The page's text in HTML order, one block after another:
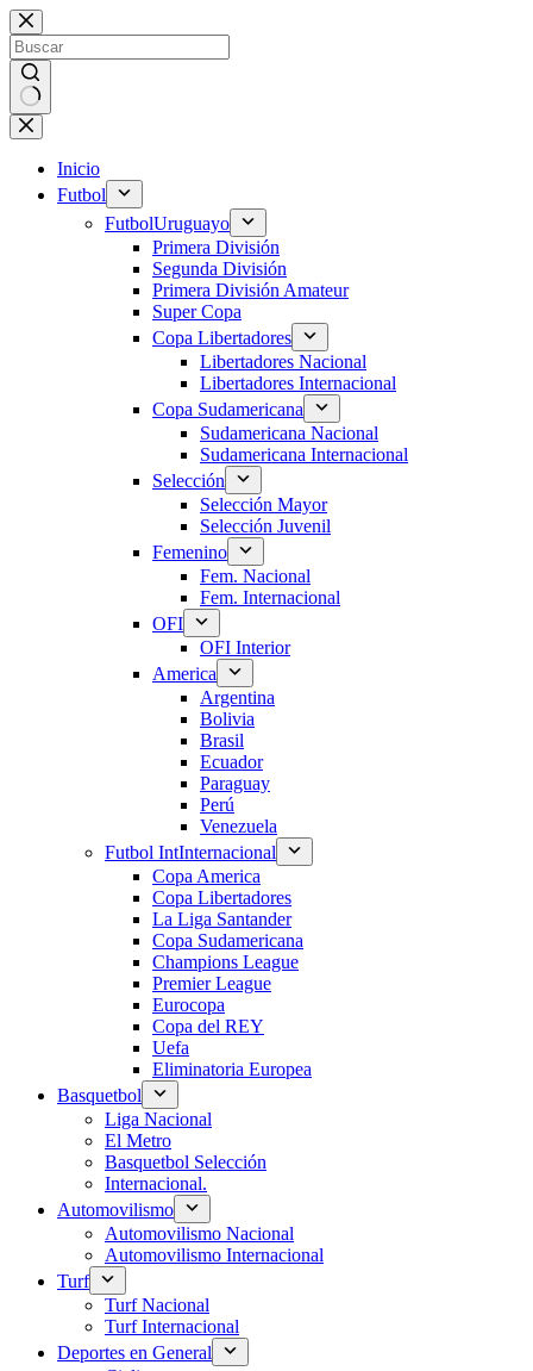
Saltar
al
contenido
Sin
resultados
Inicio
Futbol
FutbolUruguayo
Primera División
Segunda División
Primera División Amateur
Super Copa
Copa Libertadores
Libertadores Nacional
Libertadores Internacional
Copa Sudamericana
Sudamericana Nacional
Sudamericana Internacional
Selección
Selección Mayor
Selección Juvenil
Femenino
Fem. Nacional
Fem. Internacional
OFI
OFI Interior
America
Argentina
Bolivia
Brasil
Ecuador
Paraguay
Perú
Venezuela
Futbol IntInternacional
Copa America
Copa Libertadores
La Liga Santander
Copa Sudamericana
Champions League
Premier League
Eurocopa
Copa del REY
Uefa
Eliminatoria Europea
Basquetbol
Liga Nacional
El Metro
Basquetbol Selección
Internacional.
Automovilismo
Automovilismo Nacional
Automovilismo Internacional
Turf
Turf Nacional
Turf Internacional
Deportes en General